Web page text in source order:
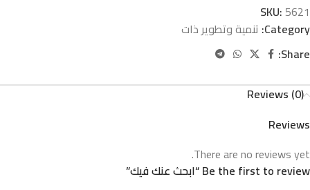
SKU: 5621
Category: تنمية وتطوير ذات
Share:
Reviews (0)
Reviews
There are no reviews yet.
Be the first to review “ابحث عنك فيك”